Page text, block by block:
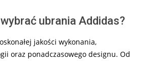
ubrania Addidas?
jakości wykonania,
oraz ponadczasowego designu. Od